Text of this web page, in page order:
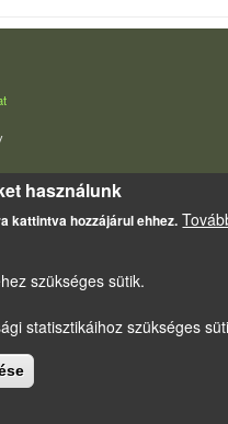
használunk
kattintva hozzájárul ehhez.
szükséges sütik.
statisztikáihoz szükséges